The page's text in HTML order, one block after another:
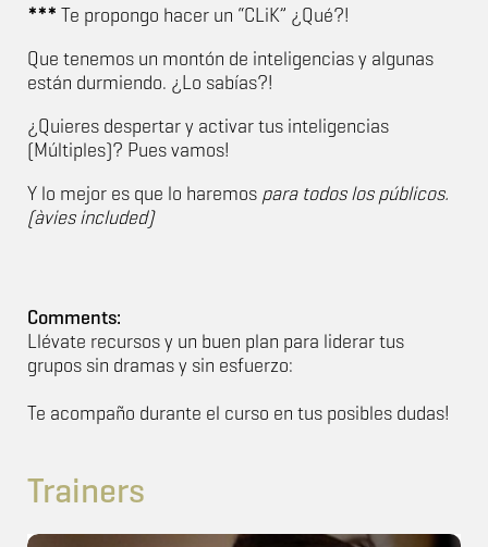
*** Te propongo hacer un “CLiK” ¿Qué?!
Que tenemos un montón de inteligencias y algunas
están durmiendo. ¿Lo sabías?!
¿Quieres despertar y activar tus inteligencias
(Múltiples)? Pues vamos!
Y lo mejor es que lo haremos para todos los públicos.
(àvies included)
Comments:
Llévate recursos y un buen plan para liderar tus
grupos sin dramas y sin esfuerzo:
Te acompaño durante el curso en tus posibles dudas!
Trainers